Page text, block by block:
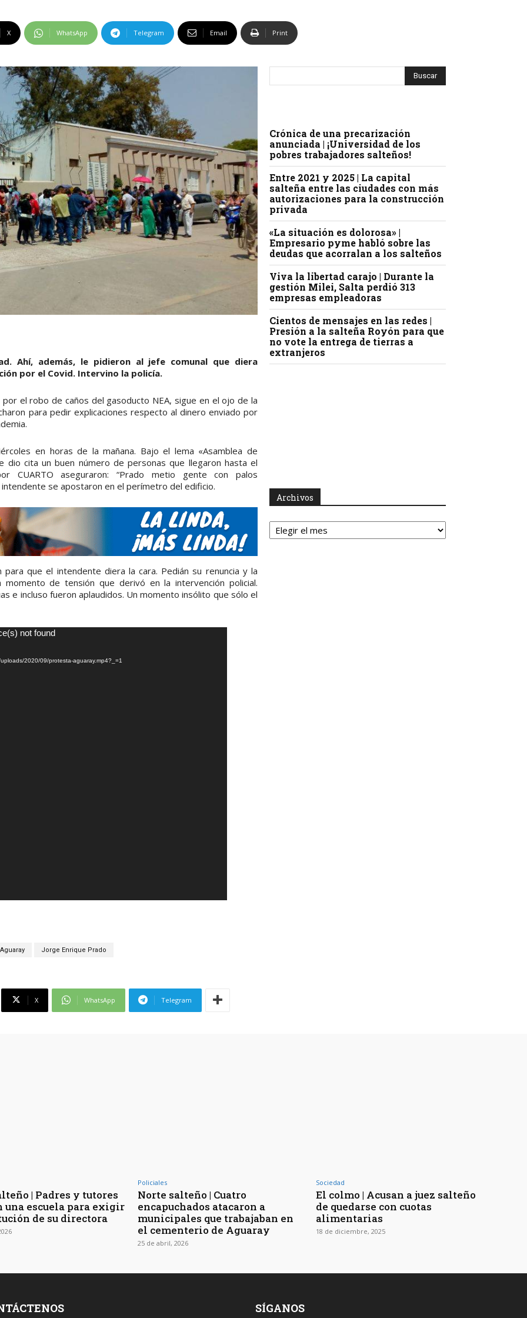
X WhatsApp Telegram Email Print
Ahí, además, le pidieron al jefe comunal que diera
por el Covid. Intervino la policía.
el robo de caños del gasoducto NEA, sigue en el ojo de la
para pedir explicaciones respecto al dinero enviado por
en horas de la mañana. Bajo el lema «Asamblea de
dio cita un buen número de personas que llegaron hasta el
CUARTO aseguraron: “Prado metio gente con palos
se apostaron en el perímetro del edificio.
que el intendente diera la cara. Pedián su renuncia y la
de tensión que derivó en la intervención policial.
e incluso fueron aplaudidos. Un momento insólito que sólo el
not found
2020/09/protesta-aguaray.mp4?_=1
Aguaray Jorge Enrique Prado
X WhatsApp Telegram
Crónica de una precarización
anunciada | ¡Universidad de los
pobres trabajadores salteños!
Entre 2021 y 2025 | La capital
salteña entre las ciudades con más
autorizaciones para la construcción
privada
«La situación es dolorosa» |
Empresario pyme habló sobre las
deudas que acorralan a los salteños
Viva la libertad carajo | Durante la
gestión Milei, Salta perdió 313
empresas empleadoras
Cientos de mensajes en las redes |
Presión a la salteña Royón para que
no vote la entrega de tierras a
extranjeros
Archivos
Archivos
| Padres y tutores
una escuela para exigir
de su directora
Policiales
Norte salteño | Cuatro
encapuchados atacaron a
municipales que trabajaban en
el cementerio de Aguaray
25 de abril, 2026
Sociedad
El colmo | Acusan a juez salteño
de quedarse con cuotas
alimentarias
18 de diciembre, 2025
SÍGANOS